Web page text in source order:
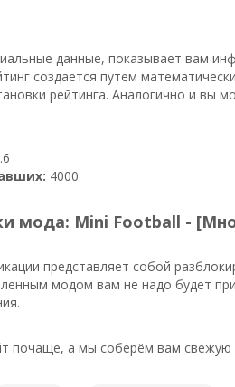
данные, показывает вам
создается путем
рейтинга. Аналогично и вы
4000
мода: Mini Football -
представляет собой
модом вам не надо будет
почаще, а мы соберём вам